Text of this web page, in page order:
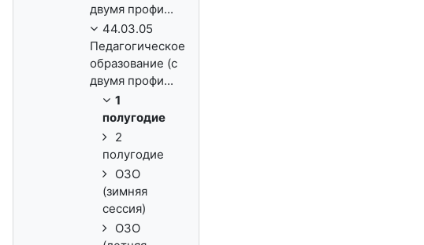
двумя профи...
44.03.05
Педагогическое
образование (с
двумя профи...
1
полугодие
2
полугодие
ОЗО
(зимняя
сессия)
ОЗО